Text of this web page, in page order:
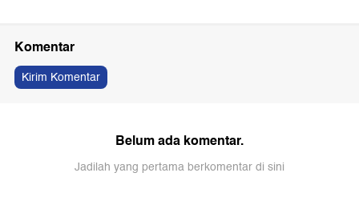
Komentar
Kirim Komentar
Belum ada komentar.
Jadilah yang pertama berkomentar di sini